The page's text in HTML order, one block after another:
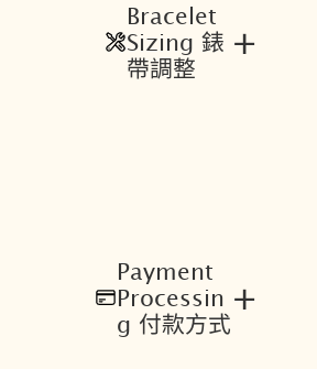
Bracelet
Sizing 錶
帶調整
+
Payment
Processin
g 付款方式
+